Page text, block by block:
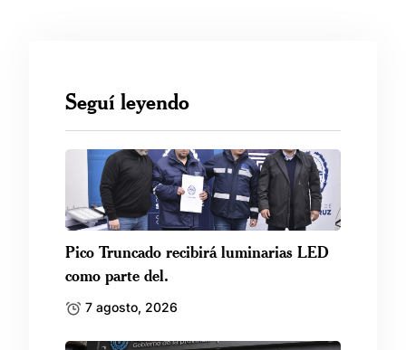
Seguí leyendo
Pico Truncado recibirá luminarias LED
como parte del.
7 agosto, 2026